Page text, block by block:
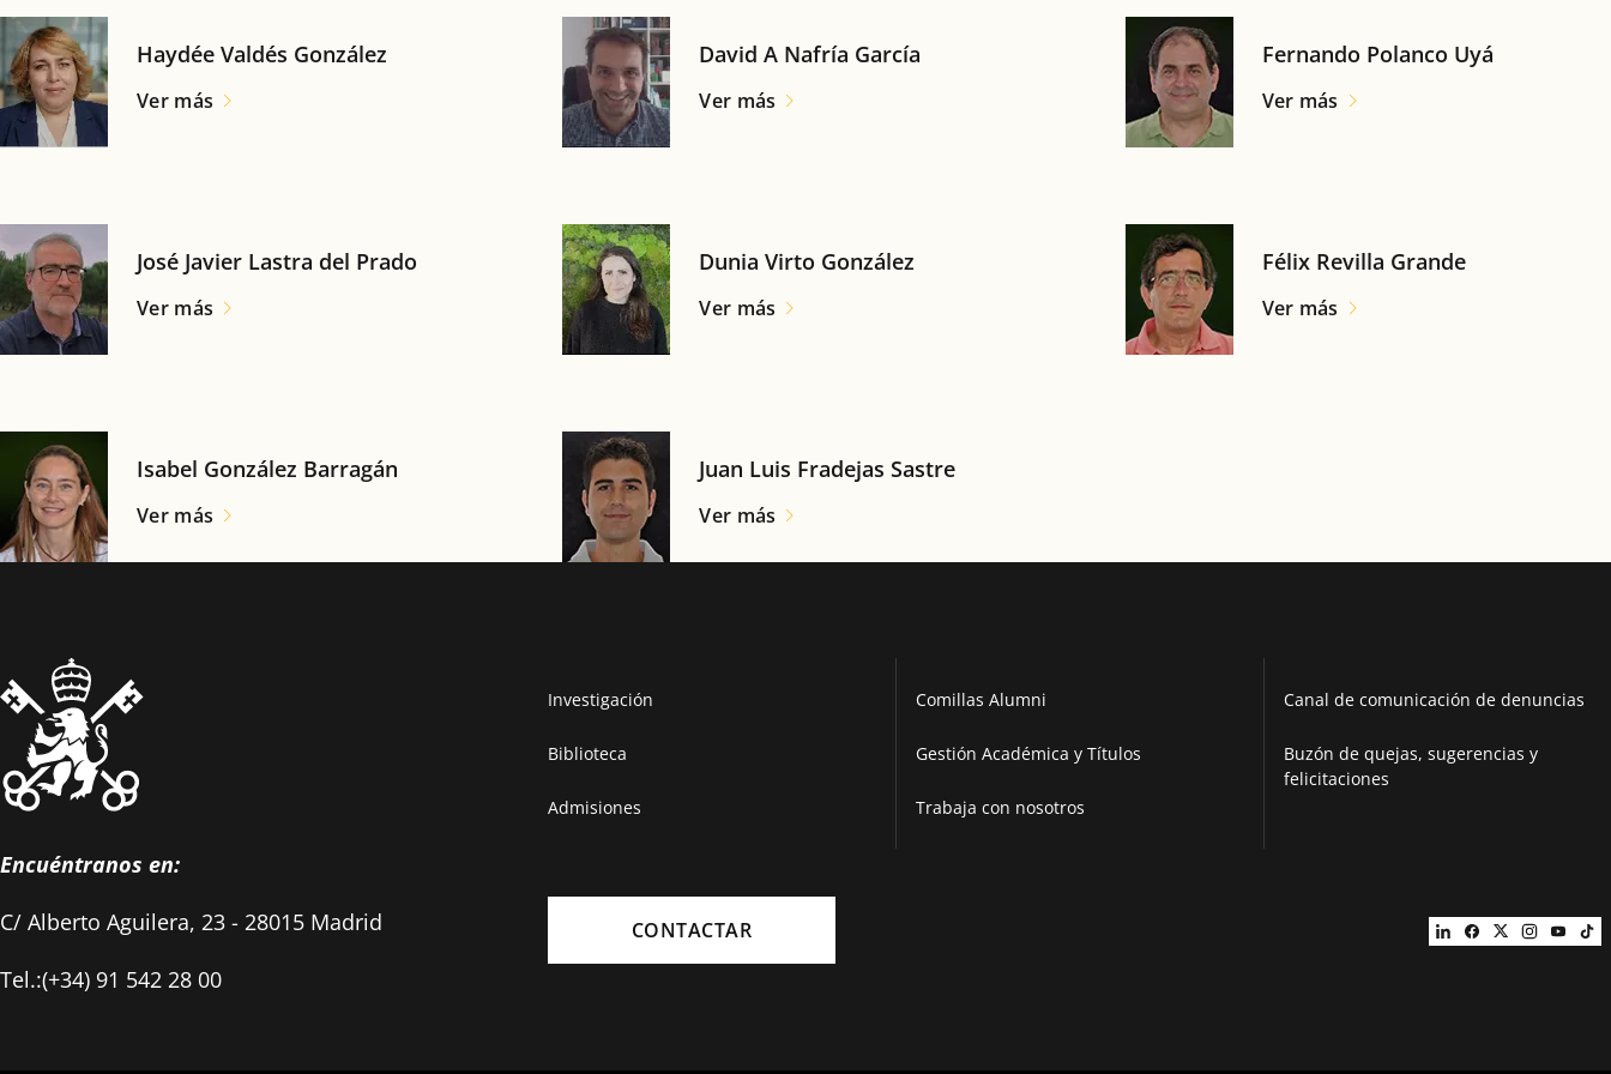
Haydée Valdés González
Ver más
David A Nafría García
Ver más
Fernando Polanco Uyá
Ver más
José Javier Lastra del Prado
Ver más
Dunia Virto González
Ver más
Félix Revilla Grande
Ver más
Isabel González Barragán
Ver más
Juan Luis Fradejas Sastre
Ver más
Encuéntranos en:
C/ Alberto Aguilera, 23 - 28015 Madrid
Tel.:(+34) 91 542 28 00
Investigación
Biblioteca
Admisiones
Comillas Alumni
Gestión Académica y Títulos
Trabaja con nosotros
Canal de comunicación de denuncias
Buzón de quejas, sugerencias y
felicitaciones
CONTACTAR